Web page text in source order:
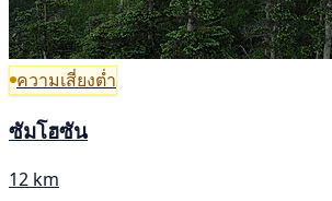
ความเสี่ยงต่ำ
ซัมโฮซัน
12 km